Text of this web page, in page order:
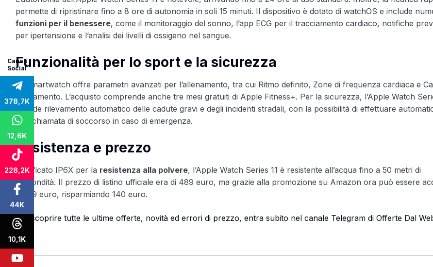
Canali
Social
378,7K
12,6K
228,2K
44K
10,1K
permette di ripristinare fino a 8 ore di autonomia in soli 15 minuti. Il dispositivo è dotato di watchOS e include
funzioni per il benessere, come il monitoraggio del sonno, l’app ECG per il tracciamento cardiaco, notifiche
per ipertensione e l’analisi dei livelli di ossigeno nel sangue.
Funzionalità per lo sport e la sicurezza
Lo smartwatch offre parametri avanzati per l’allenamento, tra cui Ritmo definito, Zone di frequenza cardiaca e
allenamento. L’acquisto comprende anche tre mesi gratuiti di Apple Fitness+. Per la sicurezza, l’Apple Watch
include rilevamento automatico delle cadute gravi e degli incidenti stradali, con la possibilità di effettuare
una chiamata di soccorso in caso di emergenza.
Resistenza e prezzo
Certificato IP6X per la resistenza alla polvere, l’Apple Watch Series 11 è resistente all’acqua fino a 50 metri di
profondità. Il prezzo di listino ufficiale era di 489 euro, ma grazie alla promozione su Amazon ora può essere
a 349 euro, risparmiando 140 euro.
Per scoprire tutte le ultime offerte, novità ed errori di prezzo, entra subito nel canale Telegram di Offerte Dal